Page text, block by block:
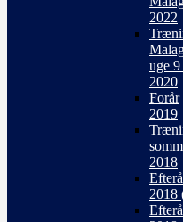
2022
uge 9
2020
Forår
2019
2018
2018